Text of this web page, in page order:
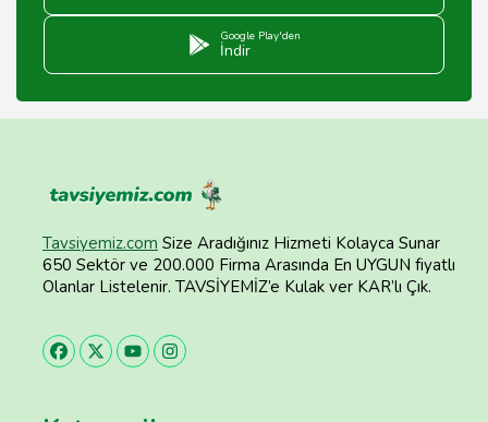
Google Play'den
İndir
Tavsiyemiz.com Size Aradığınız Hizmeti Kolayca Sunar
650 Sektör ve 200.000 Firma Arasında En UYGUN fiyatlı
Olanlar Listelenir. TAVSİYEMİZ’e Kulak ver KAR’lı Çık.